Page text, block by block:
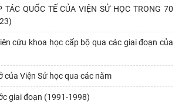
của Viện Sử học qua các năm
giai đoạn (1991-1998)